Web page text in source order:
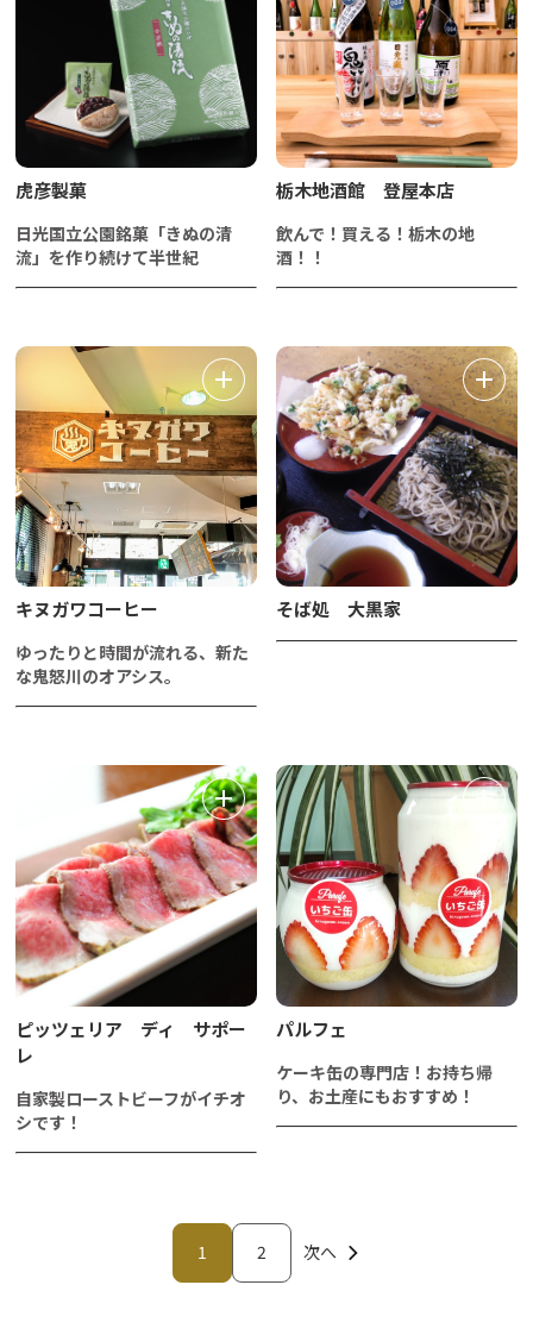
虎彦製菓
日光国立公園銘菓「きぬの清
流」を作り続けて半世紀
栃木地酒館 登屋本店
飲んで！買える！栃木の地
酒！！
キヌガワコーヒー
ゆったりと時間が流れる、新た
な鬼怒川のオアシス。
そば処 大黒家
ピッツェリア ディ サポー
レ
自家製ローストビーフがイチオ
シです！
パルフェ
ケーキ缶の専門店！お持ち帰
り、お土産にもおすすめ！
1 2 次へ